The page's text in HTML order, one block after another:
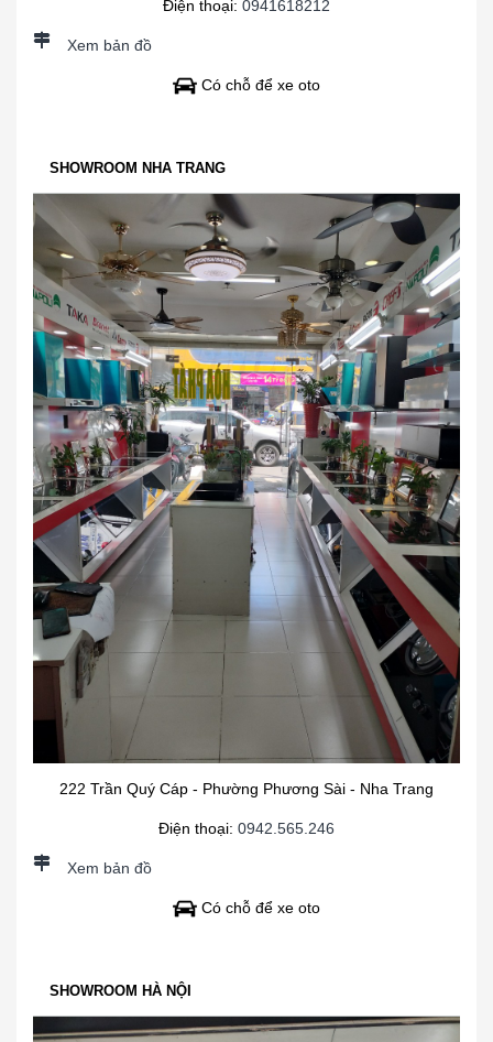
Điện thoại: 0941618212
Xem bản đồ
Có chỗ để xe oto
SHOWROOM NHA TRANG
222 Trần Quý Cáp - Phường Phương Sài - Nha Trang
Điện thoại: 0942.565.246
Xem bản đồ
Có chỗ để xe oto
SHOWROOM HÀ NỘI